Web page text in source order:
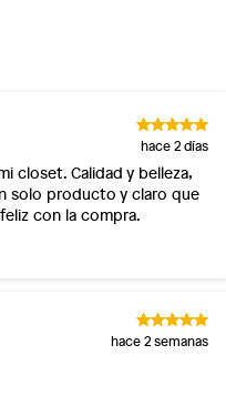
hace 2 días
closet. Calidad y belleza,
solo producto y claro que
con la compra.
hace 2 semanas